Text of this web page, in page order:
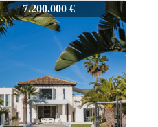
12.000.000 €